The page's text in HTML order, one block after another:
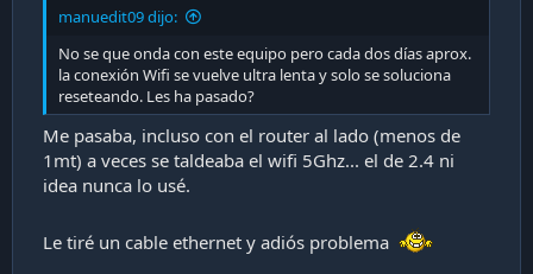
manuedit09 dijo:
No se que onda con este equipo pero cada dos días aprox.
la conexión Wifi se vuelve ultra lenta y solo se soluciona
reseteando. Les ha pasado?
Me pasaba, incluso con el router al lado (menos de
1mt) a veces se taldeaba el wifi 5Ghz... el de 2.4 ni
idea nunca lo usé.
Le tiré un cable ethernet y adiós problema